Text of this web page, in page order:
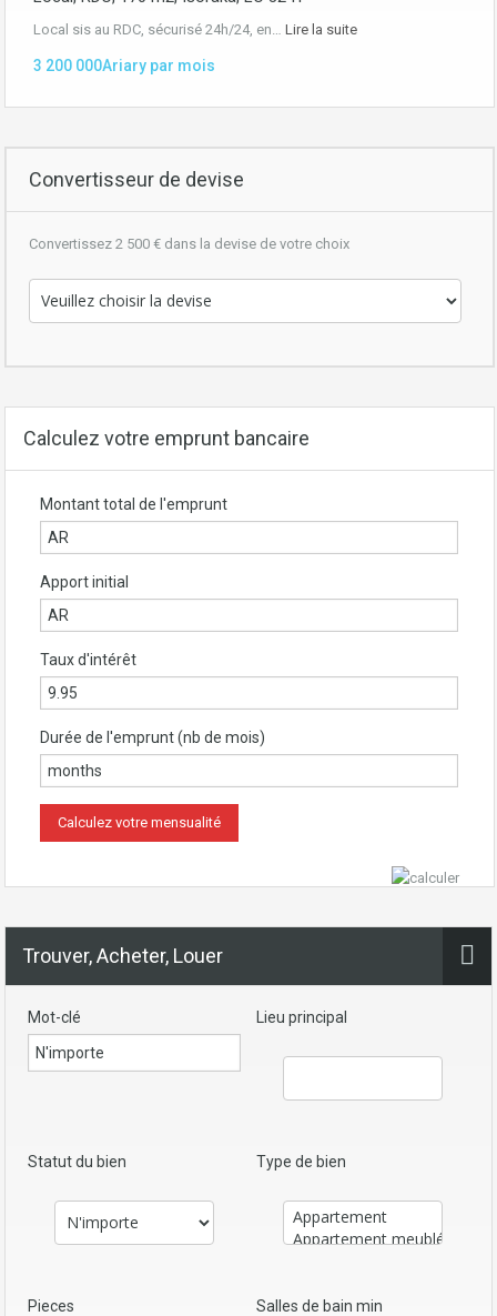
Local sis au RDC, sécurisé 24h/24, en… Lire la suite
3 200 000Ariary par mois
Convertisseur de devise
Convertissez 2 500 € dans la devise de votre choix
Calculez votre emprunt bancaire
Montant total de l'emprunt
Apport initial
Taux d'intérêt
Durée de l'emprunt (nb de mois)
Trouver, Acheter, Louer
Mot-clé Lieu principal
Statut du bien Type de bien
Pieces Salles de bain min